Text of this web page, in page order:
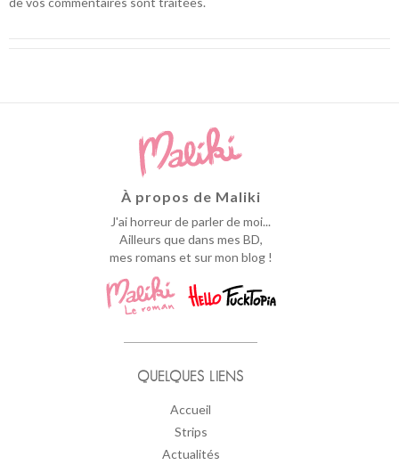
À propos de Maliki
J'ai horreur de parler de moi...
Ailleurs que dans mes BD,
mes romans et sur mon blog !
QUELQUES LIENS
Accueil
Strips
Actualités